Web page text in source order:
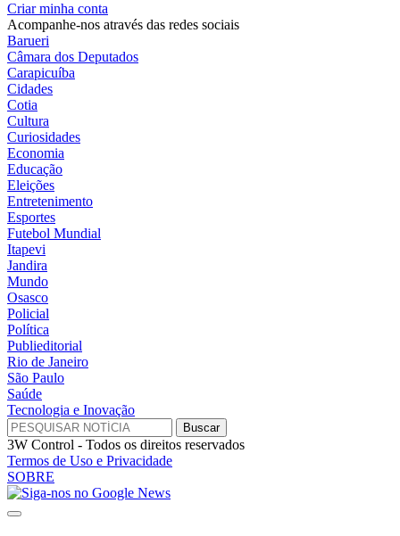
Criar minha conta
Acompanhe-nos através das redes sociais
Barueri
Câmara dos Deputados
Carapicuíba
Cidades
Cotia
Cultura
Curiosidades
Economia
Educação
Eleições
Entretenimento
Esportes
Futebol Mundial
Itapevi
Jandira
Mundo
Osasco
Policial
Política
Publieditorial
Rio de Janeiro
São Paulo
Saúde
Tecnologia e Inovação
3W Control - Todos os direitos reservados
Termos de Uso e Privacidade
SOBRE